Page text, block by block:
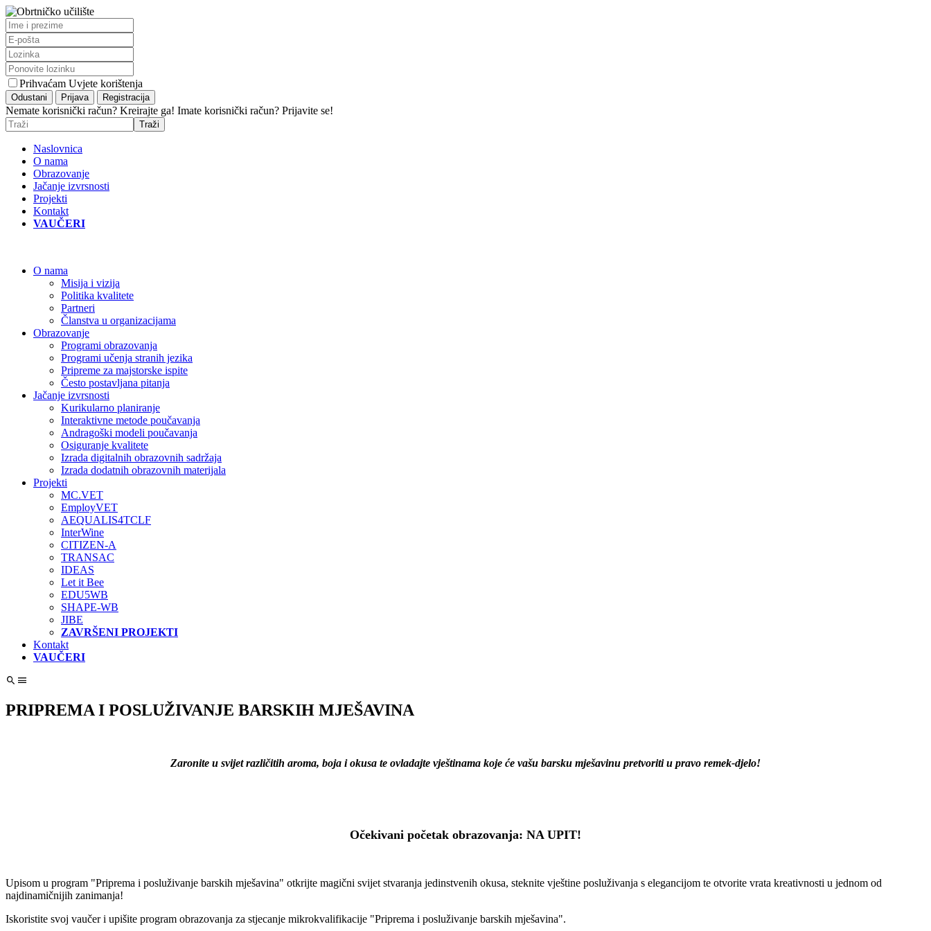
Prihvaćam Uvjete korištenja
Nemate korisnički račun? Kreirajte ga! Imate korisnički račun? Prijavite se!
Naslovnica
O nama
Obrazovanje
Jačanje izvrsnosti
Projekti
Kontakt
VAUČERI
O nama
Misija i vizija
Politika kvalitete
Partneri
Članstva u organizacijama
Obrazovanje
Programi obrazovanja
Programi učenja stranih jezika
Pripreme za majstorske ispite
Često postavljana pitanja
Jačanje izvrsnosti
Kurikularno planiranje
Interaktivne metode poučavanja
Andragoški modeli poučavanja
Osiguranje kvalitete
Izrada digitalnih obrazovnih sadržaja
Izrada dodatnih obrazovnih materijala
Projekti
MC.VET
EmployVET
AEQUALIS4TCLF
InterWine
CITIZEN-A
TRANSAC
IDEAS
Let it Bee
EDU5WB
SHAPE-WB
JIBE
ZAVRŠENI PROJEKTI
Kontakt
VAUČERI
PRIPREMA I POSLUŽIVANJE BARSKIH MJEŠAVINA
Zaronite u svijet različitih aroma, boja i okusa te ovladajte vještinama koje će vašu barsku mješavinu pretvoriti u pravo remek-djelo!
Očekivani početak obrazovanja: NA UPIT!
Upisom u program "Priprema i posluživanje barskih mješavina" otkrijte magični svijet stvaranja jedinstvenih okusa, steknite vještine posluživanja s elegancijom te otvorite vrata kreativnosti u jednom od
najdinamičnijih zanimanja!
Iskoristite svoj vaučer i upišite program obrazovanja za stjecanje mikrokvalifikacije "Priprema i posluživanje barskih mješavina".